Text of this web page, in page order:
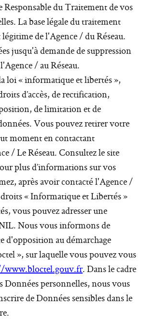
Responsable du Traitement de vos
La base légale du traitement
de l'Agence / du Réseau.
jusqu'à demande de suppression
/ au Réseau.
loi « informatique et libertés »,
d’accès, de rectification,
de limitation et de
Vous pouvez retirer votre
moment en contactant
/ Le Réseau. Consultez le site
plus d’informations sur vos
après avoir contacté l'Agence /
droits « Informatique et Libertés »
vous pouvez adresser une
Nous vous informons de
d'opposition au démarchage
», sur laquelle vous pouvez vous
www.bloctel.gouv.fr. Dans le cadre
Données personnelles, nous vous
de Données sensibles dans le